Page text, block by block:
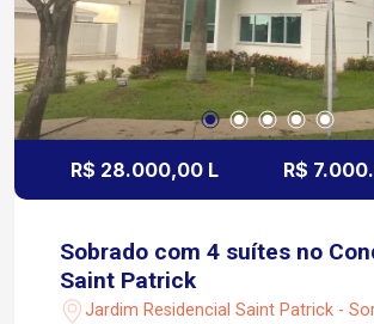
R$ 28.000,00 L R$
Sobrado com 4 suítes no
Saint Patrick
Jardim Residencial Saint Patrick -